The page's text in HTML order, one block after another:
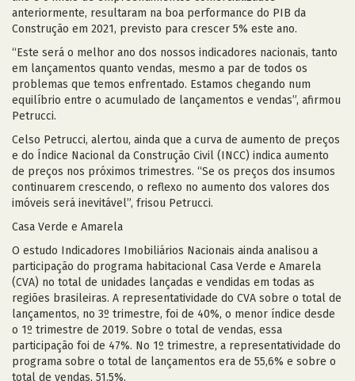
anteriormente, resultaram na boa performance do PIB da
Construção em 2021, previsto para crescer 5% este ano.
“Este será o melhor ano dos nossos indicadores nacionais, tanto
em lançamentos quanto vendas, mesmo a par de todos os
problemas que temos enfrentado. Estamos chegando num
equilíbrio entre o acumulado de lançamentos e vendas”, afirmou
Petrucci.
Celso Petrucci, alertou, ainda que a curva de aumento de preços
e do Índice Nacional da Construção Civil (INCC) indica aumento
de preços nos próximos trimestres. “Se os preços dos insumos
continuarem crescendo, o reflexo no aumento dos valores dos
imóveis será inevitável”, frisou Petrucci.
Casa Verde e Amarela
O estudo Indicadores Imobiliários Nacionais ainda analisou a
participação do programa habitacional Casa Verde e Amarela
(CVA) no total de unidades lançadas e vendidas em todas as
regiões brasileiras. A representatividade do CVA sobre o total de
lançamentos, no 3º trimestre, foi de 40%, o menor índice desde
o 1º trimestre de 2019. Sobre o total de vendas, essa
participação foi de 47%. No 1º trimestre, a representatividade do
programa sobre o total de lançamentos era de 55,6% e sobre o
total de vendas, 51,5%.